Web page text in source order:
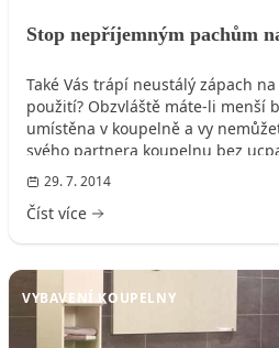
Stop nepříjemným pachům
Také Vás trápí neustálý zápach
použití? Obzvláště máte-li menší
umístěna v koupelně a vy
svého partnera koupelnu bez
Společnost TECE má pro Vás
přímo u zdroje!
29. 7. 2014
Číst více
VYBAVENÍ KOUPELNY